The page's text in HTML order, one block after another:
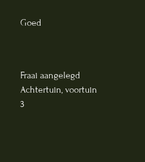
Goed
Fraai aangelegd
Achtertuin, voortuin
3